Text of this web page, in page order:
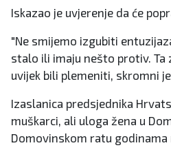
Iskazao je uvjerenje da će
"Ne smijemo izgubiti
stalo ili imaju nešto protiv.
uvijek bili plemeniti, skromni
Izaslanica predsjednika
muškarci, ali uloga žena u
Domovinskom ratu godinama